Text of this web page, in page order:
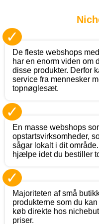
✓
De fleste webshops
har en enorm viden om
disse produkter. Derfor
service fra mennesker
topnøglesæt.
✓
En masse webshops
opstartsvirksomheder,
sågar lokalt i dit
hjælpe idet du bestiller
✓
Majoriteten af små
produkterne som du
køb direkte hos
priser.